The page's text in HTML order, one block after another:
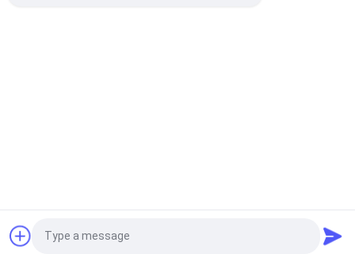
© 2026 HUNAN DECOMLLC SUPPLY CHAIN CO.,